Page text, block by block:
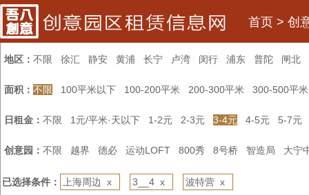
首页 > 创
地区： 不限 徐汇 静安 黄浦 长宁 卢湾 闵行 浦东 普陀 闸北
面积： 不限 100平米以下 100-200平米 200-300平米 300-500平米
日租金： 不限 1元/平米·天以下 1-2元 2-3元 3-4元 4-5元 5-7元
创意园： 不限 越界 德必 运动LOFT 800秀 8号桥 智造局 大宁
已选择条件： 上海周边 x 3__4 x 波特营 x